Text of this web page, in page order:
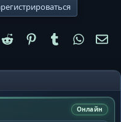
Reddit PinterestTumblr
Онлайн